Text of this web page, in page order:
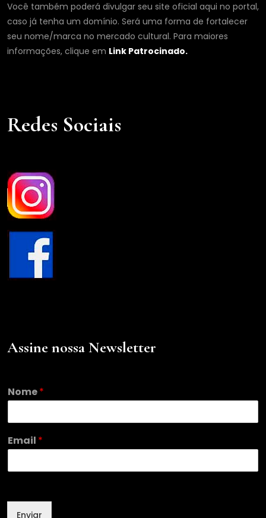
Você também poderá divulgar seu site oficial aqui no portal,
caso já tenha um domínio. Será uma forma de fortalecer
seu nome/marca no mercado cultural. Para maiores
informações, clique em Link Patrocinado.
Redes Sociais
Assine nossa Newsletter
N
o
e
m
i
o
Nome*
Email *
Enviar